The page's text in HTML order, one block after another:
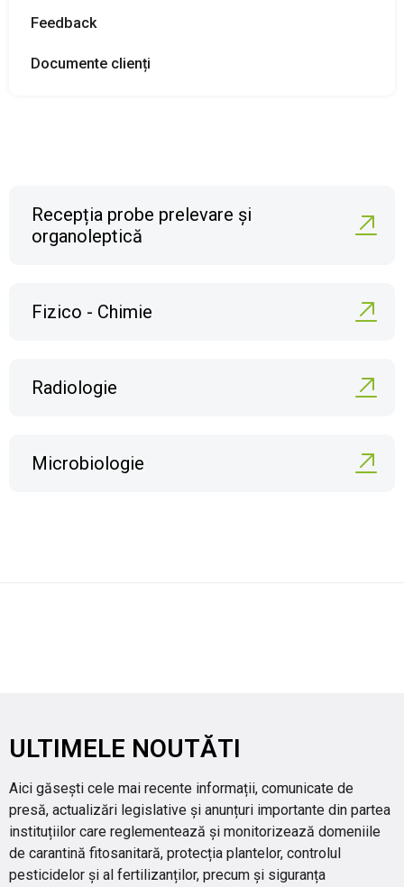
Feedback
Documente clienți
Recepția probe prelevare și
organoleptică
Fizico - Chimie
Radiologie
Microbiologie
ULTIMELE NOUTĂTI
Aici găsești cele mai recente informații, comunicate de
presă, actualizări legislative și anunțuri importante din partea
instituțiilor care reglementează și monitorizează domeniile
de carantină fitosanitară, protecția plantelor, controlul
pesticidelor și al fertilizanților, precum și siguranța